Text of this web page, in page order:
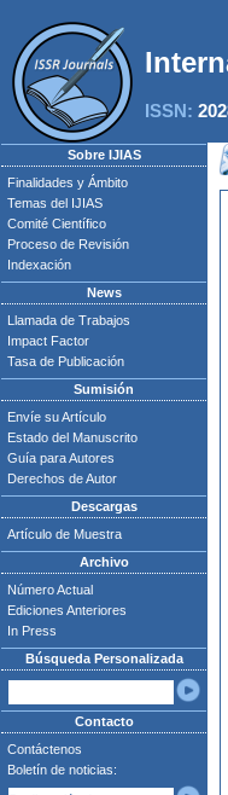
ISSN:
Sobre IJIAS
Finalidades y Ámbito
Temas del IJIAS
Comité Científico
Proceso de Revisión
Indexación
News
Llamada de Trabajos
Impact Factor
Tasa de Publicación
Sumisión
Envíe su Artículo
Estado del Manuscrito
Guía para Autores
Derechos de Autor
Descargas
Artículo de Muestra
Archivo
Número Actual
Ediciones Anteriores
In Press
Búsqueda Personalizada
Contacto
Contáctenos
Boletín de noticias: